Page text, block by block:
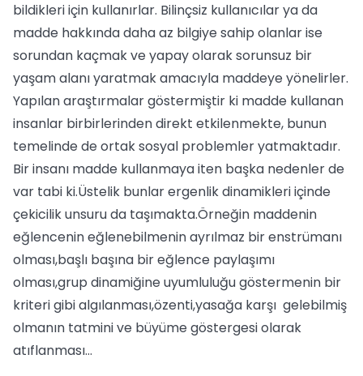
bildikleri için kullanırlar. Bilinçsiz kullanıcılar ya da
madde hakkında daha az bilgiye sahip olanlar ise
sorundan kaçmak ve yapay olarak sorunsuz bir
yaşam alanı yaratmak amacıyla maddeye yönelirler.
Yapılan araştırmalar göstermiştir ki madde kullanan
insanlar birbirlerinden direkt etkilenmekte, bunun
temelinde de ortak sosyal problemler yatmaktadır.
Bir insanı madde kullanmaya iten başka nedenler de
var tabi ki.Üstelik bunlar ergenlik dinamikleri içinde
çekicilik unsuru da taşımakta.Örneğin maddenin
eğlencenin eğlenebilmenin ayrılmaz bir enstrümanı
olması,başlı başına bir eğlence paylaşımı
olması,grup dinamiğine uyumluluğu göstermenin bir
kriteri gibi algılanması,özenti,yasağa karşı gelebilmiş
olmanın tatmini ve büyüme göstergesi olarak
atıflanması…